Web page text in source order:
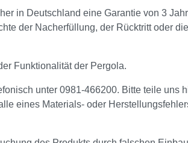
in Deutschland eine Garantie von 3
der Nacherfüllung, der Rücktritt oder
Funktionalität der Pergola.
unter 0981-466200. Bitte teile uns
eines Materials- oder